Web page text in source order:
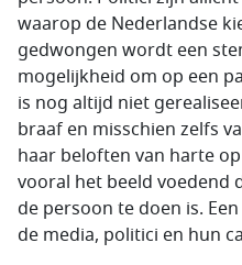
waarop de Nederlandse
gedwongen wordt een
mogelijkheid om op een
is nog altijd niet
braaf en misschien zelfs
haar beloften van harte
vooral het beeld voedend
de persoon te doen is.
de media, politici en hun